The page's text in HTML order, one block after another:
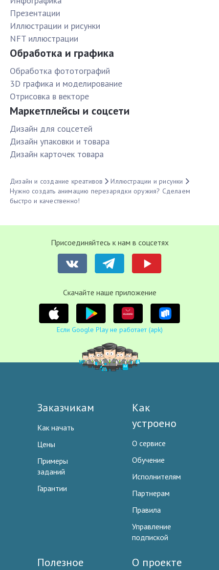
Презентации
Иллюстрации и рисунки
NFT иллюстрации
Обработка и графика
Обработка фототографий
3D графика и моделирование
Отрисовка в векторе
Маркетплейсы и соцсети
Дизайн для соцсетей
Дизайн упаковки и товара
Дизайн карточек товара
Дизайн и создание креативов
Иллюстрации и рисунки
Нужно создать анимацию перезарядки оружия? Сделаем
быстро и качественно!
Присоединяйтесь к нам в соцсетях
Cкачайте наше приложение
Если Google Play не работает (apk)
Заказчикам
Как начать
Цены
Примеры
заданий
Гарантии
Как
устроено
О сервисе
Обучение
Исполнителям
Партнерам
Правила
Управление
подпиской
Полезное О проекте